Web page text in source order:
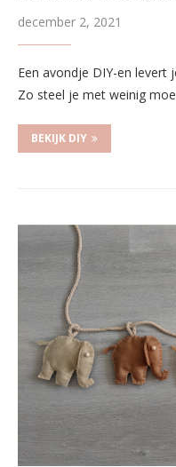
december 2, 2021
Een avondje DIY-en
Zo steel je met weinig
BEKIJK DIY